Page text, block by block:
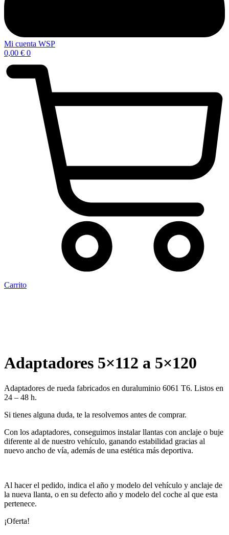
Mi cuenta WSP
0,00 € 0
Carrito
Adaptadores 5×112 a 5×120
Adaptadores de rueda fabricados en duraluminio 6061 T6. Listos en
24 – 48 h.
Si tienes alguna duda, te la resolvemos antes de comprar.
Con los adaptadores, conseguimos instalar llantas con anclaje o buje
diferente al de nuestro vehículo, ganando estabilidad gracias al
nuevo ancho de vía, además de una estética más deportiva.
Al hacer el pedido, indica el año y modelo del vehículo y anclaje de
la nueva llanta, o en su defecto año y modelo del coche al que esta
pertenece.
¡Oferta!